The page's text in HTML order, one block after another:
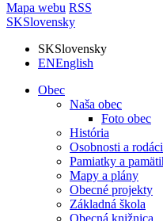
Mapa webu RSS
SKSlovensky
SKSlovensky
ENEnglish
Obec
Naša obec
Foto obec
História
Osobnosti a rodáci
Pamiatky a
Mapy a plány
Obecné projekty
Základná škola
Obecná knižnica